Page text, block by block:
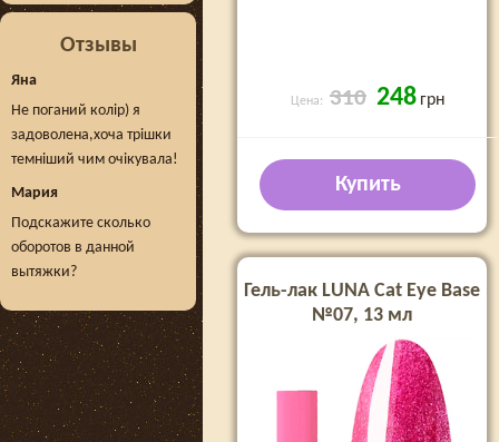
Отзывы
Яна
Не поганий колір) я
задоволена,хоча трішки
темніший чим очікувала!
Мария
Подскажите сколько
оборотов в данной
вытяжки?
Цена: 310 248 грн
Купить
Гель-лак LUNA Cat Eye Base
№07, 13 мл